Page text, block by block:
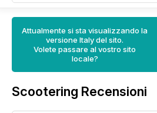
Attualmente si sta visualizzando la
versione Italy del sito.
Volete passare al vostro sito
locale?
Scootering Recensioni